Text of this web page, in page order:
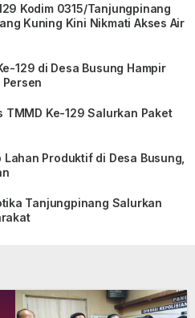
Kodim 0315/Tanjungpinang
Kuning Kini Nikmati Akses Air
129 di Desa Busung Hampir
TMMD Ke-129 Salurkan Paket
Produktif di Desa Busung,
Tanjungpinang Salurkan